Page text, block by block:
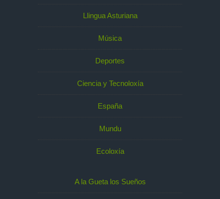
Llingua Asturiana
Música
Deportes
Ciencia y Tecnoloxía
España
Mundu
Ecoloxía
A la Gueta los Sueños